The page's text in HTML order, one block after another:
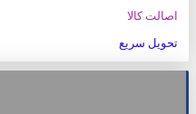
اصالت کالا
تحویل سریع